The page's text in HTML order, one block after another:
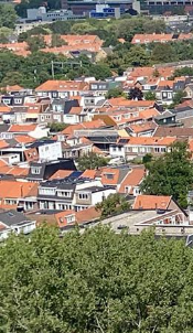
Ga
naar
de
inhoud